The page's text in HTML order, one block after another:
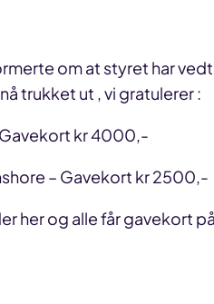
om at styret har
trukket ut , vi gratulerer :
Gavekort kr 4000,-
– Gavekort kr 2500,-
her og alle får gavekort